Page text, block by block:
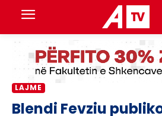
LAJME
Blendi Fevziu